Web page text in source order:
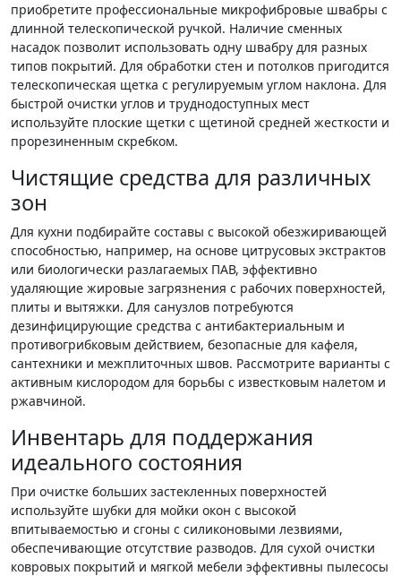
приобретите профессиональные микрофибровые швабры с
длинной телескопической ручкой. Наличие сменных
насадок позволит использовать одну швабру для разных
типов покрытий. Для обработки стен и потолков пригодится
телескопическая щетка с регулируемым углом наклона. Для
быстрой очистки углов и труднодоступных мест
используйте плоские щетки с щетиной средней жесткости и
прорезиненным скребком.
Чистящие средства для различных
зон
Для кухни подбирайте составы с высокой обезжиривающей
способностью, например, на основе цитрусовых экстрактов
или биологически разлагаемых ПАВ, эффективно
удаляющие жировые загрязнения с рабочих поверхностей,
плиты и вытяжки. Для санузлов потребуются
дезинфицирующие средства с антибактериальным и
противогрибковым действием, безопасные для кафеля,
сантехники и межплиточных швов. Рассмотрите варианты с
активным кислородом для борьбы с известковым налетом и
ржавчиной.
Инвентарь для поддержания
идеального состояния
При очистке больших застекленных поверхностей
используйте шубки для мойки окон с высокой
впитываемостью и сгоны с силиконовыми лезвиями,
обеспечивающие отсутствие разводов. Для сухой очистки
ковровых покрытий и мягкой мебели эффективны пылесосы